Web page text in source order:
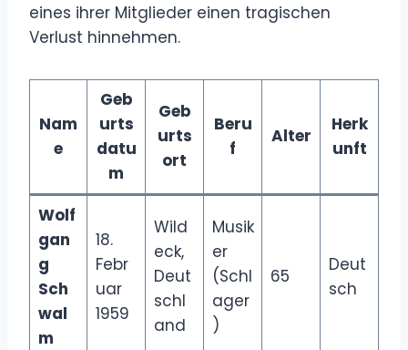
eines ihrer Mitglieder einen tragischen
Verlust hinnehmen.
Nam
e
Geb
urts
datu
m
Geb
urts
ort
Beru
f
Alter
Herk
unft
Wolf
gan
g
Sch
wal
m
18.
Febr
uar
1959
Wild
eck,
Deut
schl
and
Musik
er
(Schl
ager
)
65
Deut
sch